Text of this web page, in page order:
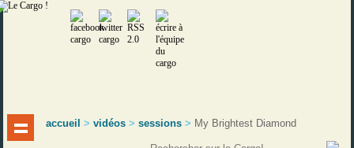
accueil >vidéos >sessions > My Brightest Diamond